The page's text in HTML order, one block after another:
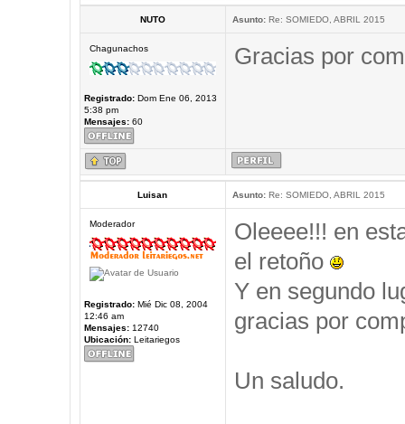
NUTO Asunto:Re: SOMIEDO, ABRIL 2015
Chagunachos
Registrado:Dom Ene 06, 2013
5:38 pm
Mensajes:60
Gracias por
Luisan Asunto:Re: SOMIEDO, ABRIL 2015
Moderador
Registrado:Mié Dic 08, 2004
12:46 am
Mensajes:12740
Ubicación:Leitariegos
Oleeee!!! en
el retoño
Y en segundo
gracias por
Un saludo.